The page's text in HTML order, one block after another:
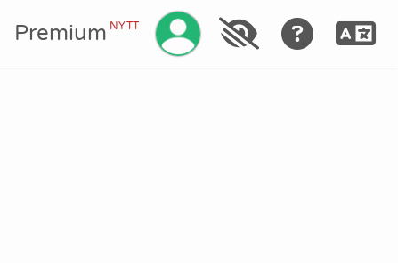
PremiumNYTT Hantera ditt konto